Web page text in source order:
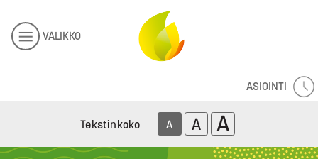
VALIKKO
ASIOINTI
Tekstinkoko A A A